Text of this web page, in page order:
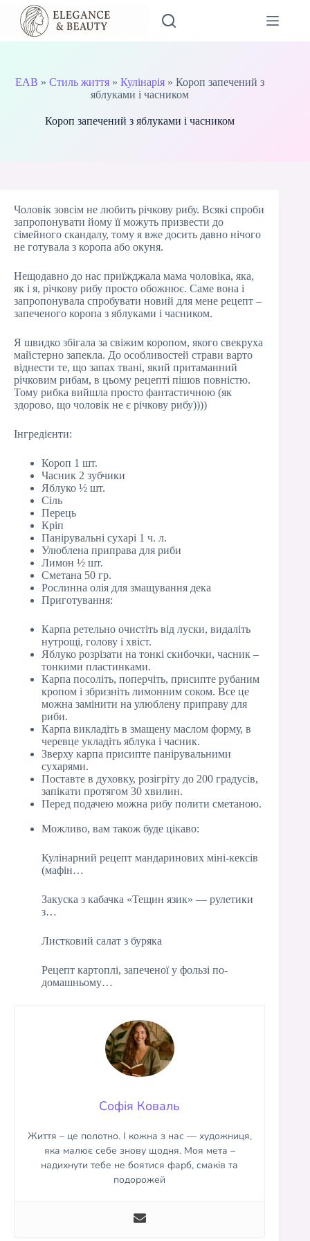
Перейти
вмісту
EAB » Стиль життя» Кулінарія» Короп запечений з
яблуками і часником
Короп запечений з яблуками і часником
Чоловік зовсім не любить річкову рибу. Всякі спроби
запропонувати йому її можуть призвести до
сімейного скандалу, тому я вже досить давно нічого
не готувала з коропа або окуня.
Нещодавно до нас приїжджала мама чоловіка, яка,
як і я, річкову рибу просто обожнює. Саме вона і
запропонувала спробувати новий для мене рецепт –
запеченого коропа з яблуками і часником.
Я швидко збігала за свіжим коропом, якого свекруха
майстерно запекла. До особливостей страви варто
віднести те, що запах твані, який притаманний
річковим рибам, в цьому рецепті пішов повністю.
Тому рибка вийшла просто фантастичною (як
здорово, що чоловік не є річкову рибу))))
Інгредієнти:
Короп 1 шт.
Часник 2 зубчики
Яблуко ½ шт.
Сіль
Перець
Кріп
Панірувальні сухарі 1 ч. л.
Улюблена приправа для риби
Лимон ½ шт.
Сметана 50 гр.
Рослинна олія для змащування дека
Приготування:
Карпа ретельно очистіть від луски, видаліть
нутрощі, голову і хвіст.
Яблуко розрізати на тонкі скибочки, часник –
тонкими пластинками.
Карпа посоліть, поперчіть, присипте рубаним
кропом і збризніть лимонним соком. Все це
можна замінити на улюблену приправу для
риби.
Карпа викладіть в змащену маслом форму, в
черевце укладіть яблука і часник.
Зверху карпа присипте панірувальними
сухарями.
Поставте в духовку, розігріту до 200 градусів,
запікати протягом 30 хвилин.
Перед подачею можна рибу полити сметаною.
Можливо, вам також буде цікаво:
Кулінарний рецепт мандаринових міні-кексів
(мафін…
Закуска з кабачка «Тещин язик» — рулетики
з…
Листковий салат з буряка
Рецепт картоплі, запеченої у фользі по-
домашньому…
Софія Коваль
Життя – це полотно. І кожна з нас — художниця,
яка малює себе знову щодня. Моя мета –
надихнути тебе не боятися фарб, смаків та
подорожей